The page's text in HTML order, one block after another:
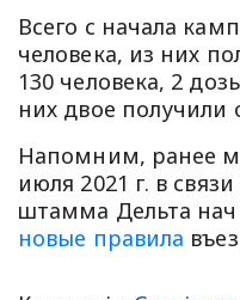
Всего с начала
человека, из них
130 человека, 2
них двое получили
Напомним, ранее
июля 2021 г. в
штамма Дельта
новые правила